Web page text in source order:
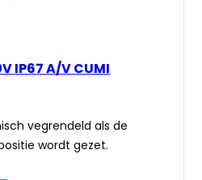
IP67 A/V CUMI
vegrendeld als de
wordt gezet.